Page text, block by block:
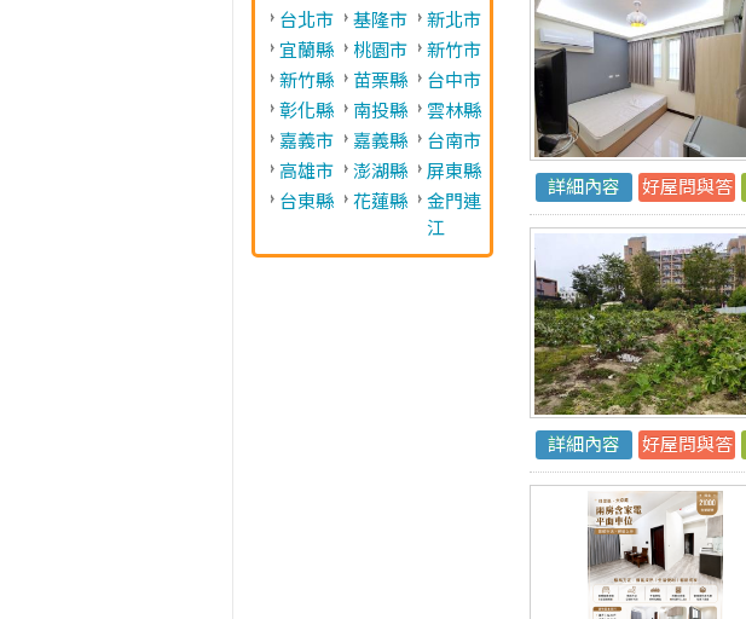
選擇縣市
北部 台北市 新北市
中部 台中市 彰化縣
南部 高雄市 台南市
東部 台東縣 花蓮縣
台北市 基隆市
新北市
宜蘭縣
桃園市
新竹市
新竹縣
苗栗縣
台中市
彰化縣
南投縣
雲林縣
嘉義市
嘉義縣
台南市
高雄市
澎湖縣
屏東縣
台東縣
花蓮縣
金門連
江
詳細內容 好屋問與答
詳細內容 好屋問與答